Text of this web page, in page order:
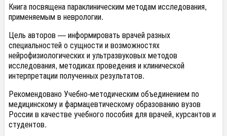
Книга посвящена параклиническим методам исследования,
применяемым в неврологии.
Цель авторов — информировать врачей разных
специальностей о сущности и возможностях
нейрофизиологических и ультразвуковых методов
исследования, методиках проведения и клинической
интерпретации полученных результатов.
Рекомендовано Учебно-методическим объединением по
медицинскому и фармацевтическому образованию вузов
России в качестве учебного пособия для врачей, курсантов и
студентов.